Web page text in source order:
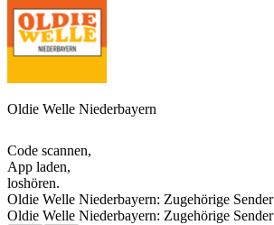
Oldie Welle Niederbayern
Code scannen,
App laden,
loshören.
Oldie Welle Niederbayern: Zugehörige Sender
Oldie Welle Niederbayern: Zugehörige Sender